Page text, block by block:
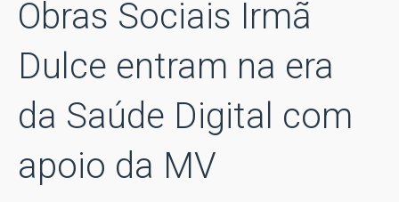
Obras Sociais Irmã
Dulce entram na era
da Saúde Digital com
apoio da MV